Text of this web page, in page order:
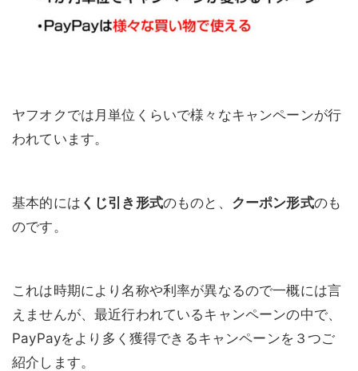
ヤフオクでは月単位くらいで様々なキャンペーンが行
われています。
基本的には くじ引き形式のものと、 クーポン形式のも
のです。
これは時期により名称や利率が異なるので一概には言
えませんが、最近行われているキャンペーンの中で、
PayPayをより多く獲得できるキャンペーンを３つご
紹介します。